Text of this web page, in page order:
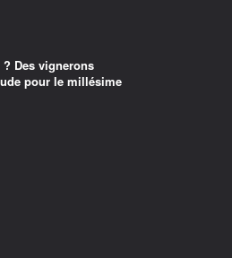
Des vignerons
pour le millésime